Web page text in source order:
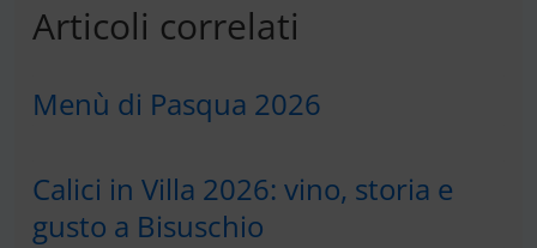
Articoli correlati
Menù di Pasqua 2026
Calici in Villa 2026: vino, storia e
gusto a Bisuschio